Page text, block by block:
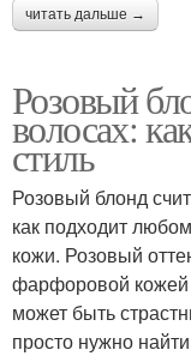
читать дальше →
Розовый
волосах:
стиль
Розовый блонд
как подходит
кожи. Розовый
фарфоровой кожей
может быть
просто нужно